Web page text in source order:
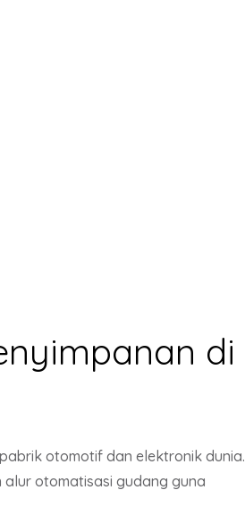
di
otomotif dan elektronik dunia.
alur otomatisasi gudang guna